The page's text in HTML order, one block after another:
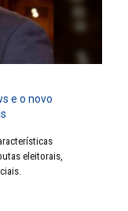
e o novo
eleitorais,